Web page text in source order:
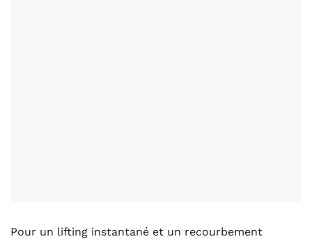
Pour un lifting instantané et un recourbement